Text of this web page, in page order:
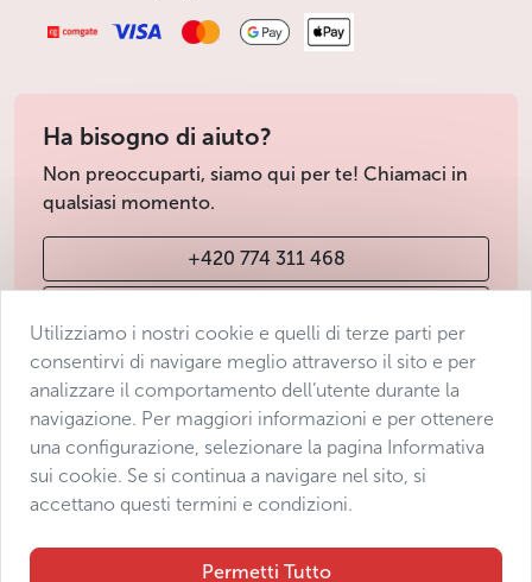
Ha bisogno di aiuto?
Non preoccuparti, siamo qui per te! Chiamaci in
qualsiasi momento.
+420 774 311 468
Condizioni di vendita
Protezione dei dati
Dichiarazione di accessibilità
Manage consent
Utilizziamo i nostri cookie e quelli di terze parti per
consentirvi di navigare meglio attraverso il sito e per
analizzare il comportamento dell’utente durante la
navigazione. Per maggiori informazioni e per ottenere
una configurazione, selezionare la pagina Informativa
sui cookie. Se si continua a navigare nel sito, si
accettano questi termini e condizioni.
Permetti Tutto